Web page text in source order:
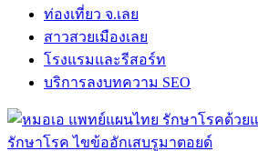
ท่องเที่ยว จ.เลย
สาวสวยเมืองเลย
โรงแรมและรีสอร์ท
บริการลงบทความ SEO